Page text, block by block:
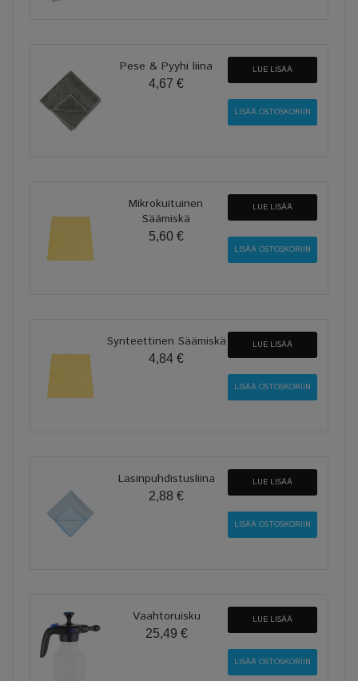
Pese & Pyyhi liina
4,67 €
LUE LISÄÄ
Mikrokuituinen
Säämiskä
5,60 €
LUE LISÄÄ
Synteettinen Säämiskä
4,84 €
LUE LISÄÄ
Lasinpuhdistusliina
2,88 €
LUE LISÄÄ
Vaahtoruisku
25,49 €
LUE LISÄÄ